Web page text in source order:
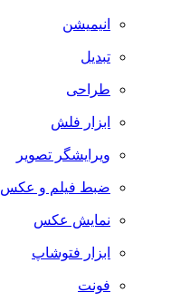
انیمیشن
تبدیل
طراحی
ابزار فلش
ویرایشگر تصویر
ضبط فيلم و عكس
نمایش عکس
ابزار فتوشاپ
فونت